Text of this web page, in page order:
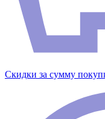
Скидки за сумму